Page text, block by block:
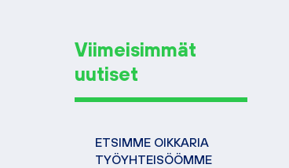
Viimeisimmät
uutiset
ETSIMME OIKKARIA
TYÖYHTEISÖÖMME